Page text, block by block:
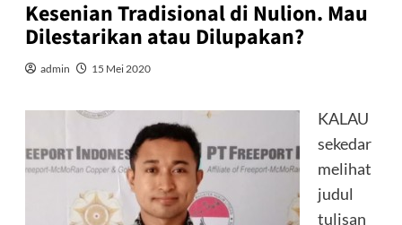
Kesenian Tradisional di Nulion. Mau
Dilestarikan atau Dilupakan?
admin 15 Mei 2020
KALAU
sekedar
melihat
judul
tulisan